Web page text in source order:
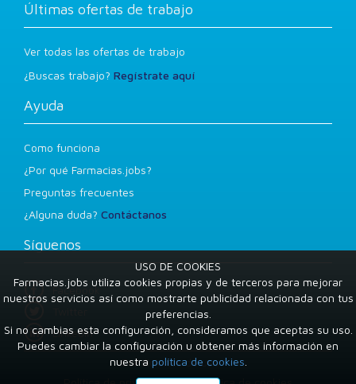
Últimas ofertas de trabajo
Ver todas las ofertas de trabajo
¿Buscas trabajo? Regístrate aquí
Ayuda
Como funciona
¿Por qué Farmacias.jobs?
Preguntas frecuentes
¿Alguna duda? Contáctanos
Síguenos
Facebook
LinkedIn
Condiciones de uso
USO DE COOKIES
Farmacias.jobs utiliza cookies propias y de terceros para mejorar
nuestros servicios así como mostrarte publicidad relacionada con tus
preferencias.
Si no cambias esta configuración, consideramos que aceptas su uso.
Puedes cambiar la configuración u obtener más información en
nuestra política de cookies